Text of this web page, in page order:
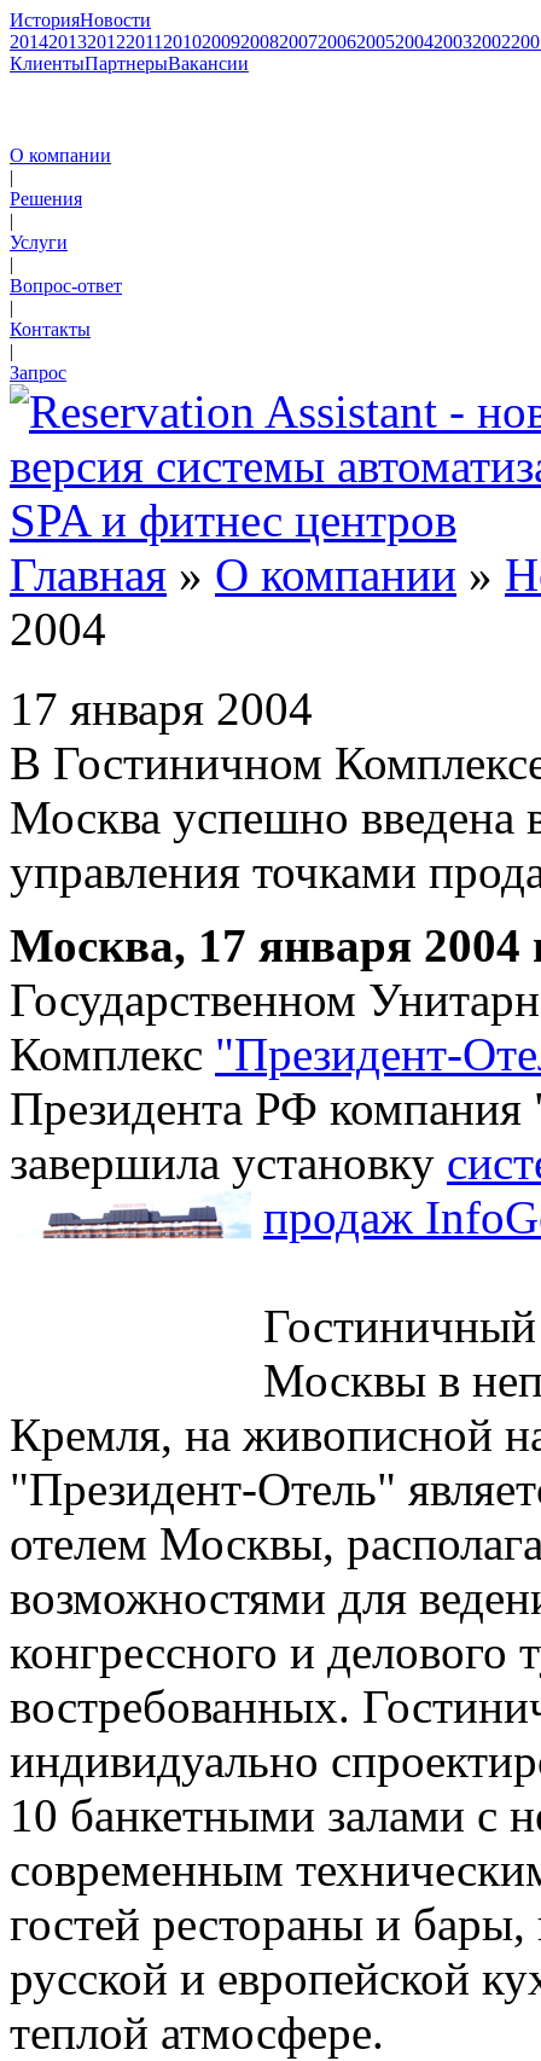
ИсторияНовости
2014201320122011 201020092008200720062005200420032002
КлиентыПартнерыВакансии
О компании
|
Решения
|
Услуги
|
Вопрос-ответ
|
Контакты
|
Запрос
Главная » О компании »
2004
17 января 2004
В Гостиничном
Москва успешно введена
управления точками
Москва, 17 января 2004
Государственном
Комплекс "Президент-
Президента РФ
завершила установку
продаж
Москвы в
Кремля, на живописной
"Президент-Отель"
отелем Москвы,
возможностями для
конгрессного и
востребованных.
индивидуально
10 банкетными залами с
современным
гостей рестораны и
русской и европейской
теплой атмосфере.